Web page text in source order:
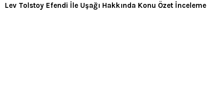
Lev Tolstoy Efendi İle Uşağı Hakkında Konu Özet İnceleme